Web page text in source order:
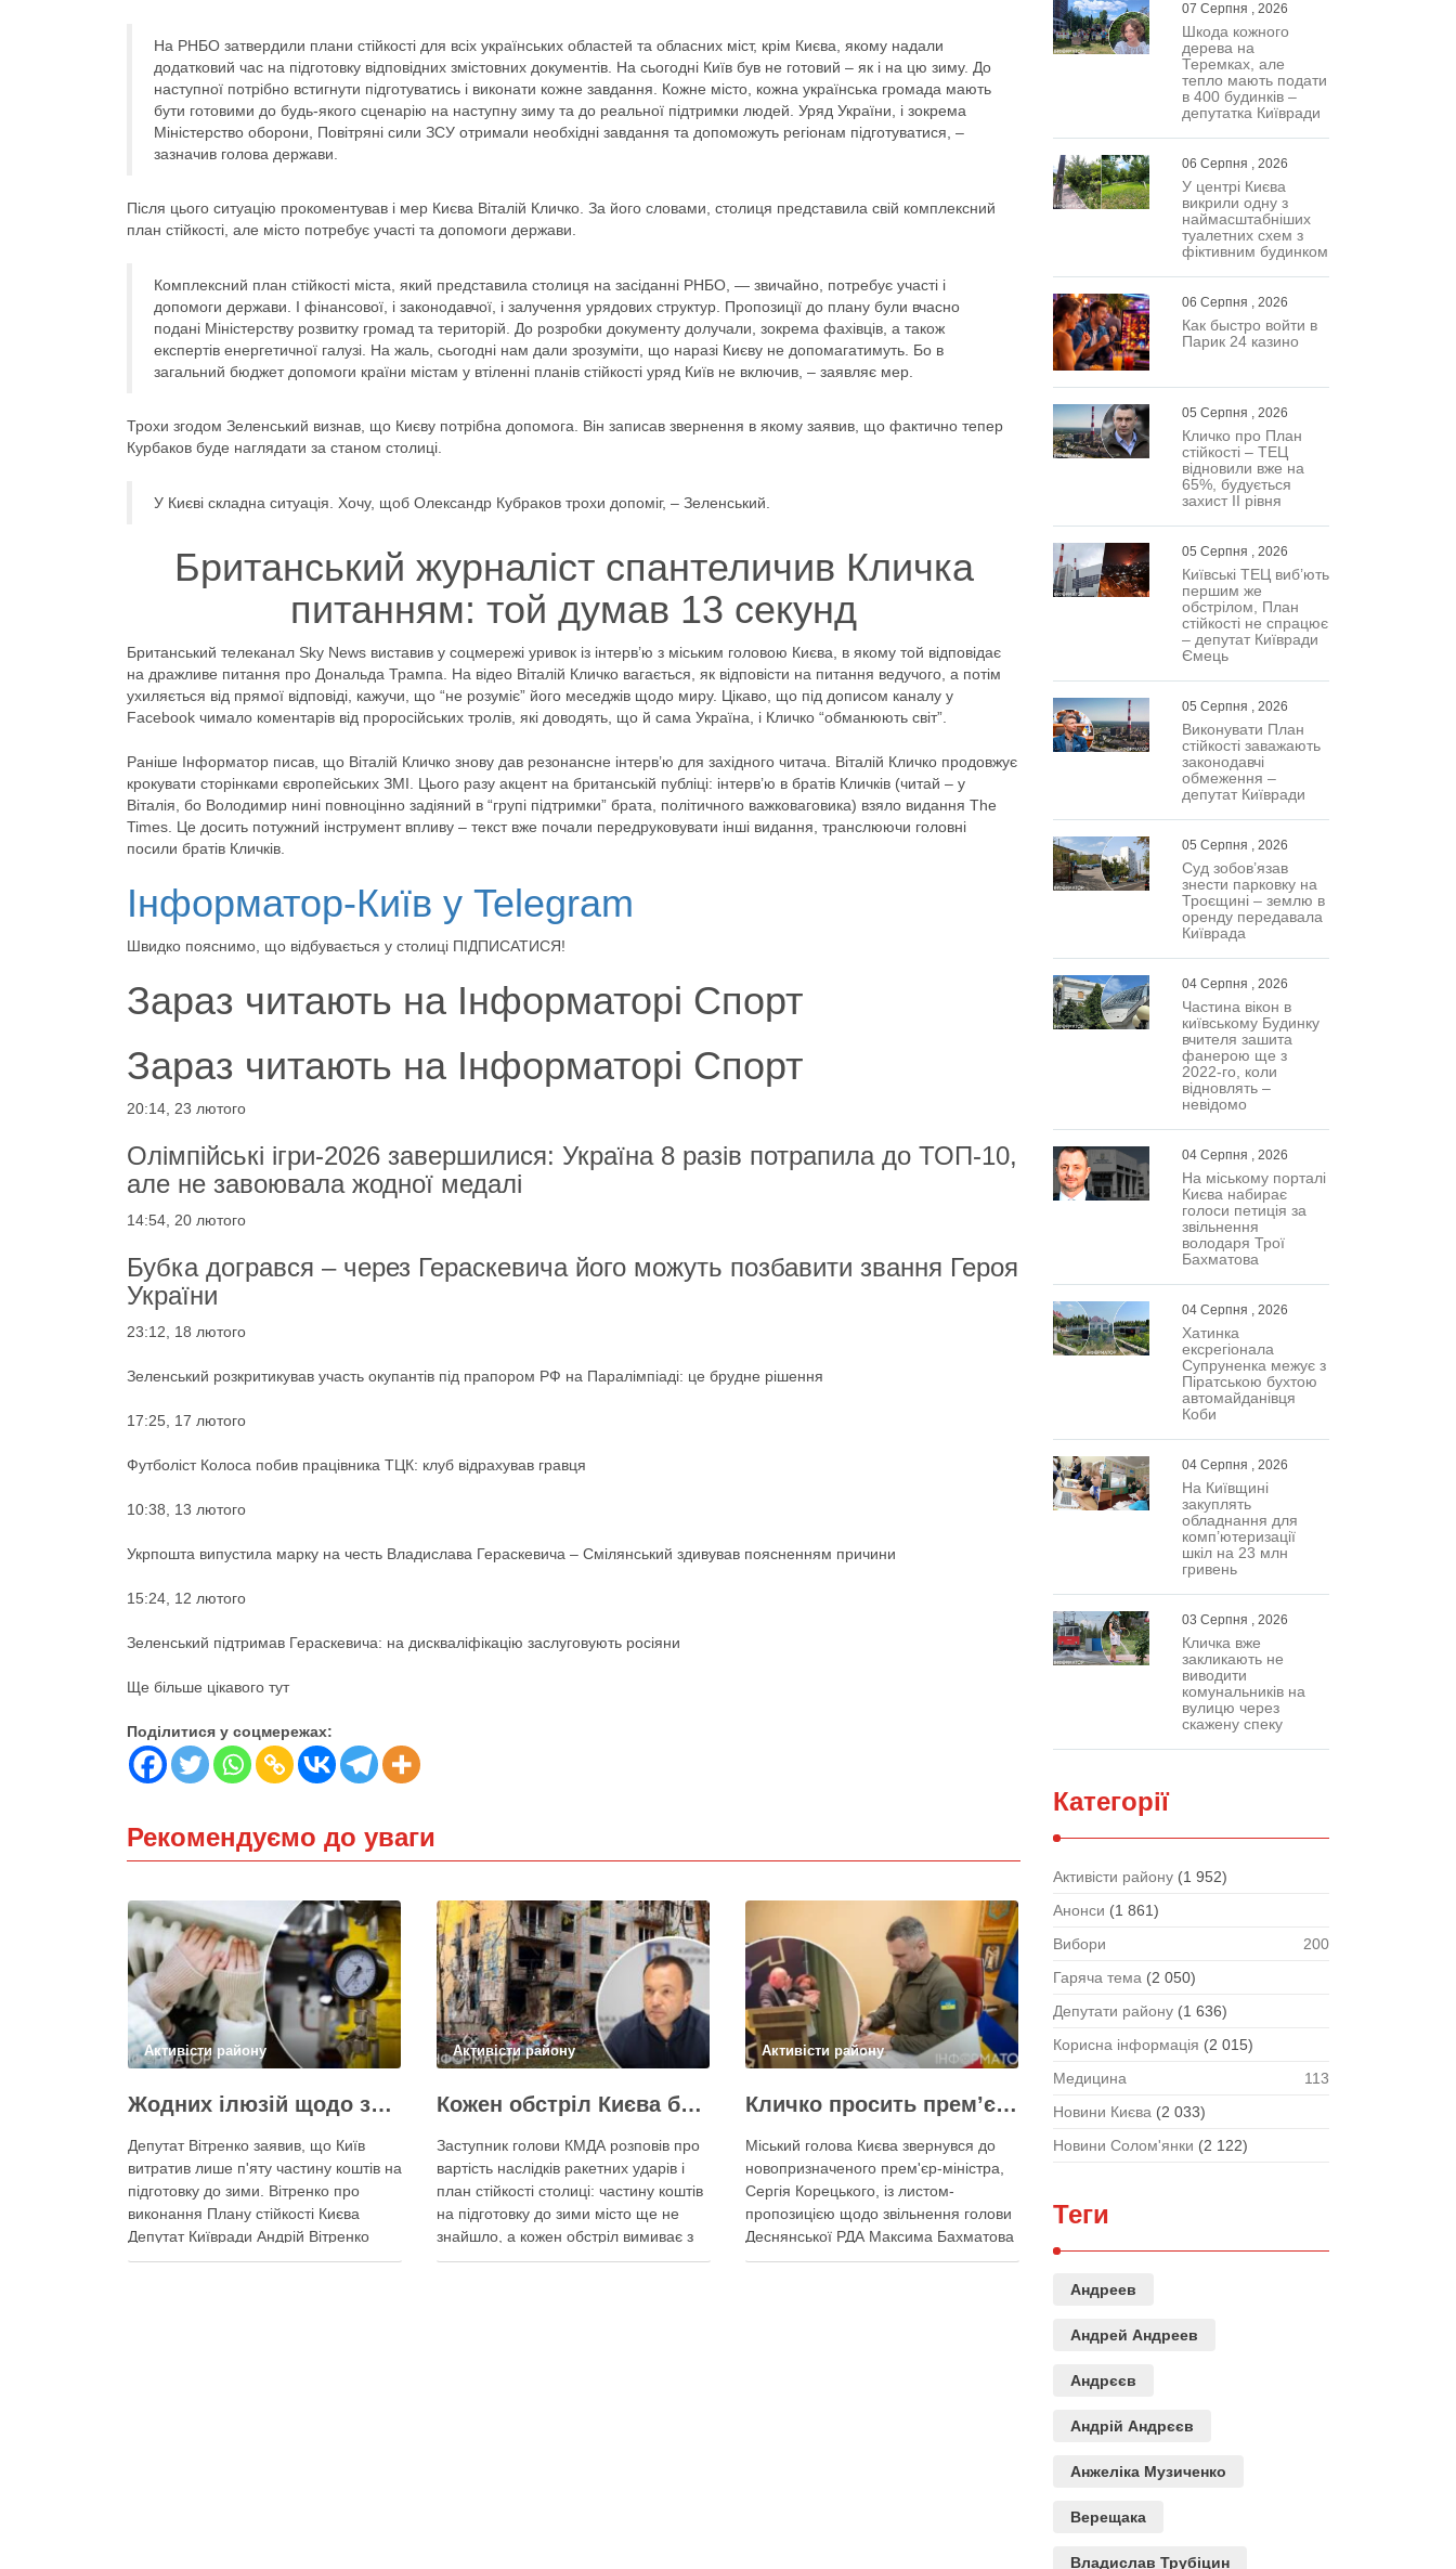
На РНБО затвердили плани стійкості для всіх українських областей та обласних міст, крім Києва, якому надали
додатковий час на підготовку відповідних змістовних документів. На сьогодні Київ був не готовий – як і на цю зиму. До
наступної потрібно встигнути підготуватись і виконати кожне завдання. Кожне місто, кожна українська громада мають
бути готовими до будь-якого сценарію на наступну зиму та до реальної підтримки людей. Уряд України, і зокрема
Міністерство оборони, Повітряні сили ЗСУ отримали необхідні завдання та допоможуть регіонам підготуватися, –
зазначив голова держави.
Після цього ситуацію прокоментував і мер Києва Віталій Кличко . За його словами, столиця представила свій комплексний
план стійкості, але місто потребує участі та допомоги держави.
Комплексний план стійкості міста, який представила столиця на засіданні РНБО, — звичайно, потребує участі і
допомоги держави. І фінансової, і законодавчої, і залучення урядових структур. Пропозиції до плану були вчасно
подані Міністерству розвитку громад та територій. До розробки документу долучали, зокрема фахівців, а також
експертів енергетичної галузі. На жаль, сьогодні нам дали зрозуміти, що наразі Києву не допомагатимуть. Бо в
загальний бюджет допомоги країни містам у втіленні планів стійкості уряд Київ не включив, – заявляє мер.
Трохи згодом Зеленський визнав, що Києву потрібна допомога. Він записав звернення в якому заявив, що фактично тепер
Курбаков буде наглядати за станом столиці.
У Києві складна ситуація. Хочу, щоб Олександр Кубраков трохи допоміг, – Зеленський.
Британський журналіст спантеличив Кличка
питанням: той думав 13 секунд
Британський телеканал Sky News виставив у соцмережі уривок із інтерв’ю з міським головою Києва, в якому той відповідає
на дражливе питання про Дональда Трампа. На відео Віталій Кличко вагається, як відповісти на питання ведучого, а потім
ухиляється від прямої відповіді, кажучи, що “не розуміє” його меседжів щодо миру. Цікаво, що під дописом каналу у
Facebook чимало коментарів від проросійських тролів, які доводять, що й сама Україна, і Кличко “обманюють світ”.
Раніше Інформатор писав, що Віталій Кличко знову дав резонансне інтерв’ю для західного читача. Віталій Кличко продовжує
крокувати сторінками європейських ЗМІ. Цього разу акцент на британській публіці: інтерв’ю в братів Кличків (читай – у
Віталія, бо Володимир нині повноцінно задіяний в “групі підтримки” брата, політичного важковаговика) взяло видання The
Times. Це досить потужний інструмент впливу – текст вже почали передруковувати інші видання, транслюючи головні
посили братів Кличків.
Інформатор-Київ у Telegram
Швидко пояснимо, що відбувається у столиці ПІДПИСАТИСЯ!
Зараз читають на Інформаторі Спорт
Зараз читають на Інформаторі Спорт
20:14, 23 лютого
Олімпійські ігри-2026 завершилися: Україна 8 разів потрапила до ТОП-10,
але не завоювала жодної медалі
14:54, 20 лютого
Бубка догрався – через Гераскевича його можуть позбавити звання Героя
України
23:12, 18 лютого
Зеленський розкритикував участь окупантів під прапором РФ на Паралімпіаді: це брудне рішення
17:25, 17 лютого
Футболіст Колоса побив працівника ТЦК: клуб відрахував гравця
10:38, 13 лютого
Укрпошта випустила марку на честь Владислава Гераскевича – Смілянський здивував поясненням причини
15:24, 12 лютого
Зеленський підтримав Гераскевича: на дискваліфікацію заслуговують росіяни
Ще більше цікавого тут
Поділитися у соцмережах:
Рекомендуємо до уваги
Активісти району
Жодних ілюзій щодо зими – у Київраді закидають, що КМДА виконала План стійкості на 20%
Депутат Вітренко заявив, що Київ
витратив лише п'яту частину коштів на
підготовку до зими. Вітренко про
виконання Плану стійкості Києва
Депутат Київради Андрій Вітренко
заявив, що станом на 5 серпня
Активісти району
Кожен обстріл Києва балістикою наносить місту збитків на 300-500 мільйонів – Петро Пантелеєв
Заступник голови КМДА розповів про
вартість наслідків ракетних ударів і
план стійкості столиці: частину коштів
на підготовку до зими місто ще не
знайшло, а кожен обстріл вимиває з
казни міста ще більше коштів
Активісти району
Кличко просить прем’єра Корецького внести президентові подання на звільнення володаря Троєщини Бахматова
Міський голова Києва звернувся до
новопризначеного прем'єр-міністра,
Сергія Корецького, із листом-
пропозицією щодо звільнення голови
Деснянської РДА Максима Бахматова
Кличко написав листа прем'єрові
07 Серпня , 2026
Шкода кожного
дерева на
Теремках, але
тепло мають подати
в 400 будинків –
депутатка Київради
06 Серпня , 2026
У центрі Києва
викрили одну з
наймасштабніших
туалетних схем з
фіктивним будинком
06 Серпня , 2026
Как быстро войти в
Парик 24 казино
05 Серпня , 2026
Кличко про План
стійкості – ТЕЦ
відновили вже на
65%, будується
захист ІІ рівня
05 Серпня , 2026
Київські ТЕЦ виб’ють
першим же
обстрілом, План
стійкості не спрацює
– депутат Київради
Ємець
05 Серпня , 2026
Виконувати План
стійкості заважають
законодавчі
обмеження –
депутат Київради
05 Серпня , 2026
Суд зобов’язав
знести парковку на
Троєщині – землю в
оренду передавала
Київрада
04 Серпня , 2026
Частина вікон в
київському Будинку
вчителя зашита
фанерою ще з
2022-го, коли
відновлять –
невідомо
04 Серпня , 2026
На міському порталі
Києва набирає
голоси петиція за
звільнення
володаря Трої
Бахматова
04 Серпня , 2026
Хатинка
ексрегіонала
Супруненка межує з
Піратською бухтою
автомайданівця
Коби
04 Серпня , 2026
На Київщині
закуплять
обладнання для
комп’ютеризації
шкіл на 23 млн
гривень
03 Серпня , 2026
Кличка вже
закликають не
виводити
комунальників на
вулицю через
скажену спеку
Категорії
Активісти району (1 952)
Анонси (1 861)
Вибори
200
Гаряча тема (2 050)
Депутати району (1 636)
Корисна інформація (2 015)
Медицина
113
Новини Києва (2 033)
Новини Солом'янки (2 122)
Теги
Андреев
Андрей Андреев
Андрєєв
Андрій Андрєєв
Анжеліка Музиченко
Верещака
Владислав Трубіцин